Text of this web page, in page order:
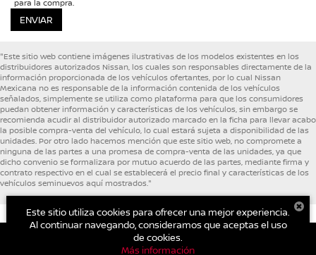
para la compra.
"Este sitio web contiene imágenes ilustrativas de los modelos existentes en los
distribuidores autorizados Nissan, los cuales son responsables directamente de la
información proporcionada de los vehículos ofertantes, por lo cual Nissan
Mexicana no es responsable de la información contenida de los vehículos
señalados, simplemente se utiliza como plataforma para que los consumidores
puedan obtener información y características de los vehículos, sin embargo se
recomienda acudir al distribuidor autorizado marcado en la ficha para llevar acabo
la posible compra-venta del vehículo, lo cual estará sujeta a disponibilidad de las
unidades. Por otro lado hacemos mención que este sitio web, no compromete a
ninguna de las partes a una promesa de compra-venta de las unidades, ya que
dicho convenio se formalizara por mutuo acuerdo de las partes, mediante firma y
contrato respectivo en el cual se establecerá el precio final y características de los
vehículos seminuevos aquí mostrados."
Este sitio utiliza cookies para ofrecer una mejor experiencia.
Al continuar navegando, consideramos que aceptas el uso
de cookies.
Más información